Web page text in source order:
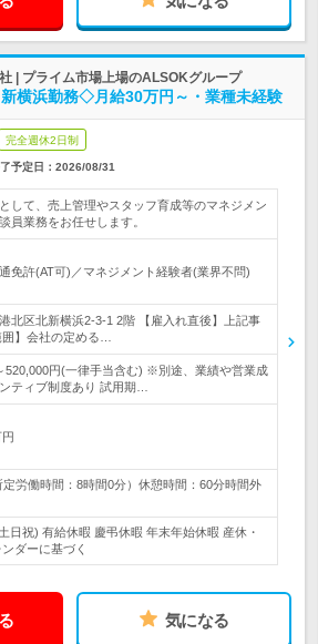
| プライム市場上場のALSOKグループ
新横浜勤務◇月給30万円～・業種未経験
完全週休2日制
予定日： 2026/08/31
して、売上管理やスタッフ育成等のマネジメン
員業務をお任せします。
免許(AT可)／マネジメント経験者(業界不問)
北区北新横浜2-3-1 2階 【雇入れ直後】上記事
】会社の定める…
520,000円(一律手当含む) ※別途、業績や営業成
ティブ制度あり 試用期…
定労働時間：8時間0分）休憩時間：60分時間外
日祝) 有給休暇 慶弔休暇 年末年始休暇 産休・
ダーに基づく
気になる